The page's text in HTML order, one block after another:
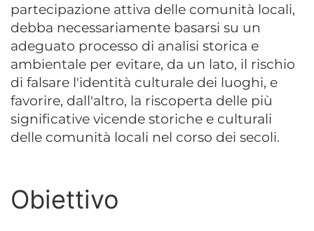
partecipazione attiva delle comunità locali,
debba necessariamente basarsi su un
adeguato processo di analisi storica e
ambientale per evitare, da un lato, il rischio
di falsare l'identità culturale dei luoghi, e
favorire, dall'altro, la riscoperta delle più
significative vicende storiche e culturali
delle comunità locali nel corso dei secoli.
Obiettivo